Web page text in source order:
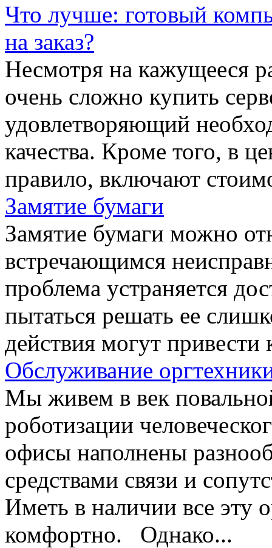
Что лучше: готовый
на заказ?
Несмотря на кажущееся
очень сложно купить
удовлетворяющий
качества. Кроме того, в
правило, включают
Замятие бумаги
Замятие бумаги можно
встречающимся
проблема устраняется
пытаться решать ее
действия могут
Обслуживание
Мы живем в век
роботизации
офисы наполнены
средствами связи и
Иметь в наличии все эту
комфортно. Однако...